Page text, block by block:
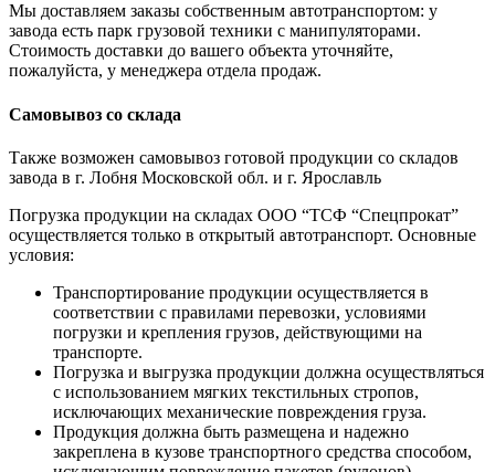
Мы доставляем заказы собственным автотранспортом: у
завода есть парк грузовой техники с манипуляторами.
Стоимость доставки до вашего объекта уточняйте,
пожалуйста, у менеджера отдела продаж.
Самовывоз со склада
Также возможен самовывоз готовой продукции со складов
завода в г. Лобня Московской обл. и г. Ярославль
Погрузка продукции на складах ООО “ТСФ “Спецпрокат”
осуществляется только в открытый автотранспорт. Основные
условия:
Транспортирование продукции осуществляется в
соответствии с правилами перевозки, условиями
погрузки и крепления грузов, действующими на
транспорте.
Погрузка и выгрузка продукции должна осуществляться
с использованием мягких текстильных стропов,
исключающих механические повреждения груза.
Продукция должна быть размещена и надежно
закреплена в кузове транспортного средства способом,